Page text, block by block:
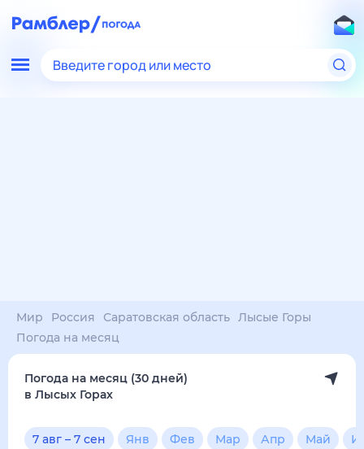
Введите город или место
Мир Россия Саратовская область Лысые Горы
Погода на месяц
Погода на месяц (30 дней)
в Лысых Горах
7 авг – 7 сен Янв Фев Мар Апр Май